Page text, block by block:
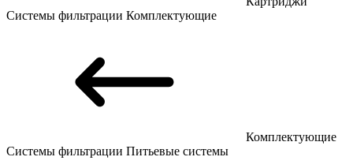
Системы фильтрации Комплектующие
Комплектующие
Системы фильтрации Питьевые системы